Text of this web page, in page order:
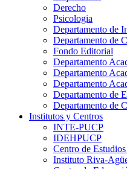
Derecho
Psicologia
Departamento de
Departamento de
Fondo Editorial
Departamento
Departamento
Departamento
Departamento de
Departamento de
Institutos y Centros
INTE-PUCP
IDEHPUCP
Centro de
Instituto Riva-